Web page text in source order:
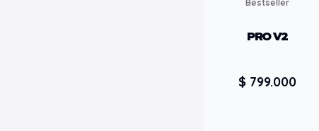
Bestseller
PRO V2
$ 799.000